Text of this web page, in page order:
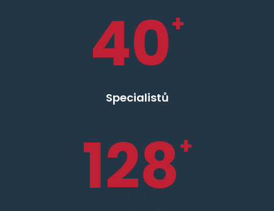
40+
Specialistů
128+